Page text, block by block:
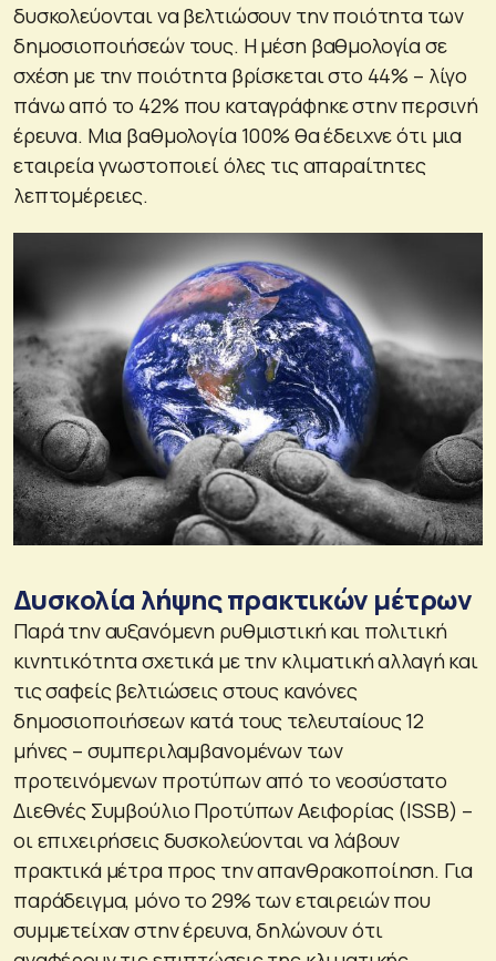
δυσκολεύονται να βελτιώσουν την ποιότητα των
δημοσιοποιήσεών τους. Η μέση βαθμολογία σε
σχέση με την ποιότητα βρίσκεται στο 44% – λίγο
πάνω από το 42% που καταγράφηκε στην περσινή
έρευνα. Μια βαθμολογία 100% θα έδειχνε ότι μια
εταιρεία γνωστοποιεί όλες τις απαραίτητες
λεπτομέρειες.
Δυσκολία λήψης πρακτικών μέτρων
Παρά την αυξανόμενη ρυθμιστική και πολιτική
κινητικότητα σχετικά με την κλιματική αλλαγή και
τις σαφείς βελτιώσεις στους κανόνες
δημοσιοποιήσεων κατά τους τελευταίους 12
μήνες – συμπεριλαμβανομένων των
προτεινόμενων προτύπων από το νεοσύστατο
Διεθνές Συμβούλιο Προτύπων Αειφορίας (ISSB) –
οι επιχειρήσεις δυσκολεύονται να λάβουν
πρακτικά μέτρα προς την απανθρακοποίηση. Για
παράδειγμα, μόνο το 29% των εταιρειών που
συμμετείχαν στην έρευνα, δηλώνουν ότι